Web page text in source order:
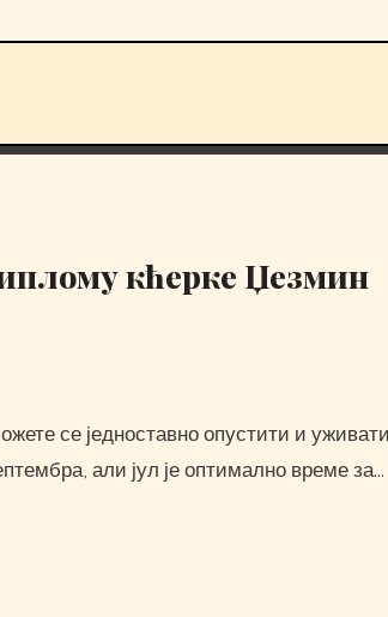
кћерке Џезмин
али јул је оптимално време за…